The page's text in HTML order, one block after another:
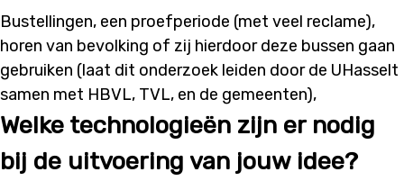
Bustellingen, een proefperiode (met veel reclame),
horen van bevolking of zij hierdoor deze bussen gaan
gebruiken (laat dit onderzoek leiden door de UHasselt
samen met HBVL, TVL, en de gemeenten),
Welke technologieën zijn er nodig
bij de uitvoering van jouw idee?